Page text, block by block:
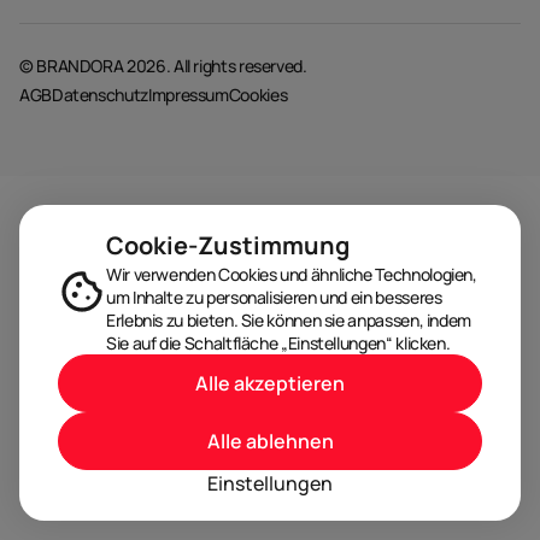
© BRANDORA 2026. All rights reserved.
AGBDatenschutzImpressumCookies
Cookie-Zustimmung
Wir verwenden Cookies und ähnliche Technologien,
um Inhalte zu personalisieren und ein besseres
Erlebnis zu bieten. Sie können sie anpassen, indem
Sie auf die Schaltfläche „Einstellungen“ klicken.
Einstellungen
Alle ablehnen
Alle akzeptieren